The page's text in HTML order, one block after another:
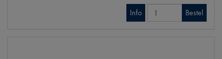
Info Bestel